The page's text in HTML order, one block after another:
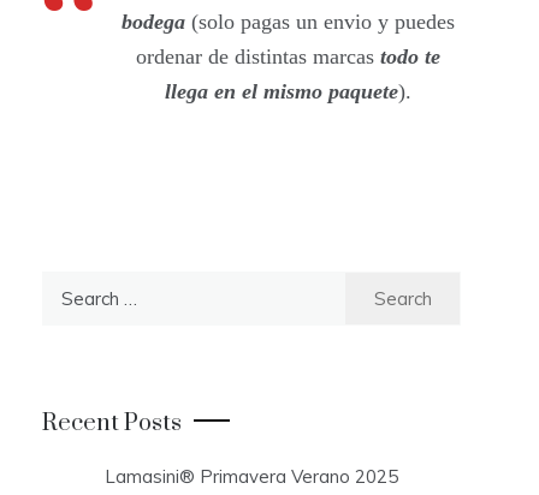
bodega (solo pagas un envio y puedes
ordenar de distintas marcastodo te
llega en el mismo paquete).
Recent Posts
Lamasini® Primavera Verano 2025